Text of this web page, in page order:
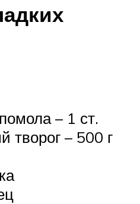
– 1 ст.
творог – 500 г